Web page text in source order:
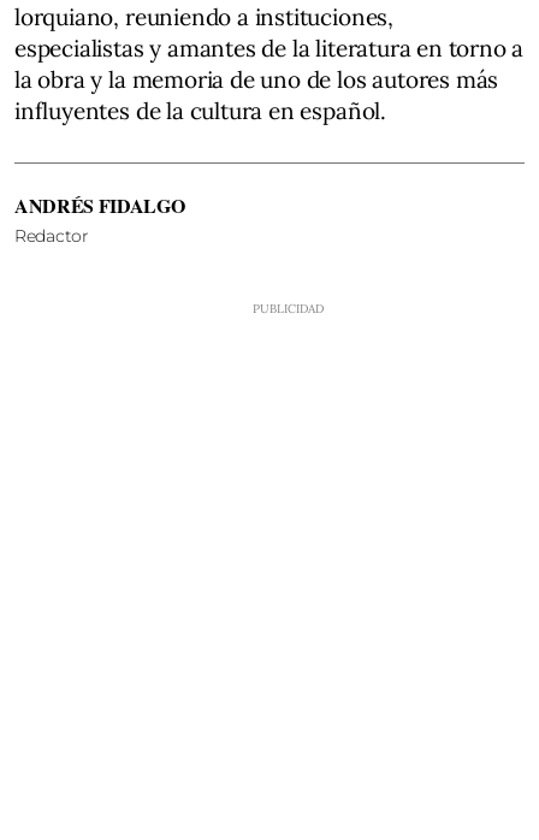
lorquiano, reuniendo a instituciones,
especialistas y amantes de la literatura en torno a
la obra y la memoria de uno de los autores más
influyentes de la cultura en español.
ANDRÉS FIDALGO
Redactor